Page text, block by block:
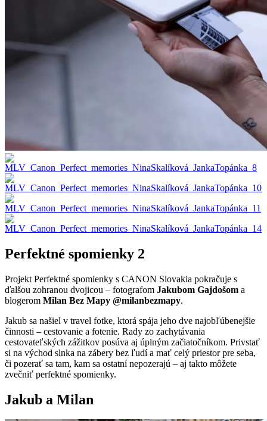
Perfektné spomienky 2
Projekt Perfektné spomienky s CANON Slovakia pokračuje s
ďalšou zohranou dvojicou – fotografom Jakubom Gajdošom a
blogerom Milan Bez Mapy @milanbezmapy.
Jakub sa našiel v travel fotke, ktorá spája jeho dve najobľúbenejšie
činnosti – cestovanie a fotenie. Rady zo zachytávania
cestovateľských zážitkov posúva aj úplným začiatočníkom. Privstať
si na východ slnka na zábery bez ľudí a mať celý priestor pre seba,
či pozerať sa tam, kam sa ostatní nepozerajú – aj takto môžete
zvečniť perfektné spomienky.
Jakub a Milan